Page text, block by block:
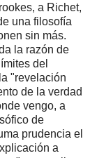
a Richet,
una filosofía
sin más.
la razón de
del
"revelación
de la verdad
vengo, a
de
prudencia el
a